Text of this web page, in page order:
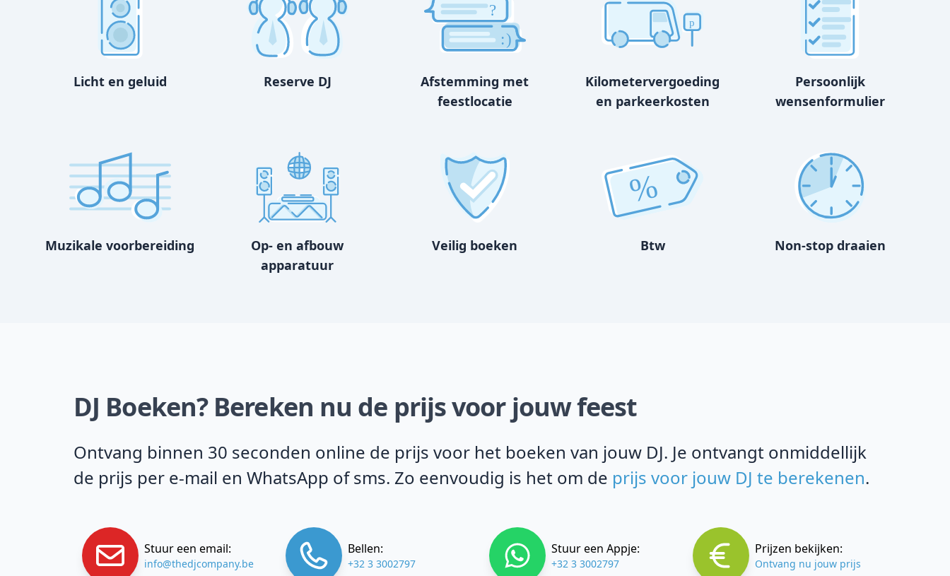
Licht en geluid Reserve DJ
?
:)
Afstemming met
feestlocatie
p
Kilometervergoeding
en parkeerkosten
Persoonlijk
wensenformulier
Muzikale voorbereiding
Op- en afbouw
apparatuur
Veilig boeken
%
Btw Non-stop draaien
DJ Boeken? Bereken nu de prijs voor jouw feest
Ontvang binnen 30 seconden online de prijs voor het boeken van jouw DJ. Je ontvangt onmiddellijk
de prijs per e-mail en WhatsApp of sms. Zo eenvoudig is het om de prijs voor jouw DJ te berekenen.
Stuur een email:
info@thedjcompany.be
Bellen:
+32 3 3002797
Stuur een Appje:
+32 3 3002797
Prijzen bekijken:
Ontvang nu jouw prijs